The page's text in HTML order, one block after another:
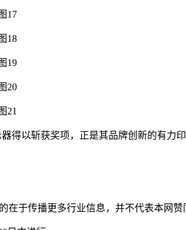
以斩获奖项，正是其品牌创新的有力
于传播更多行业信息，并不代表本网赞